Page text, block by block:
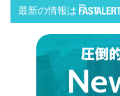
最新の情報は